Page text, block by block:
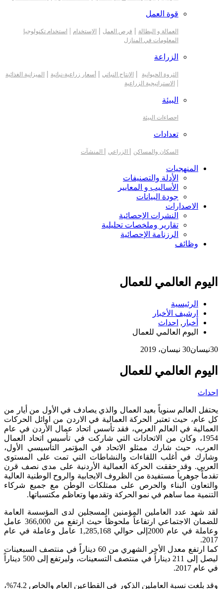
قوة العمل
العمالة و البطالة | فرص العمل | الإستخدام |
استخدام تكنولوجيا
المعلومات في المنازل
الزراعة
الثروة الحيوانية | الإنتاج النباتي | أسعار زراعية-نباتية | الميزانية الغذائية
| الاستراتيجية الزراعية
البيئة
احصاءات البيئة
تعدادات
السكان والمساكن | الزراعي | المنشآت
المنهجيات
الأدلة والتصنيفات
الأساليب و المعايير
جودة البيانات
الاصدارات
النشرات الإحصائية
تقارير وملخصات تحليلية
الرزنامة الإحصائية
وظائف
اليوم العالمي للعمال
الرئيسية
ارشيف الأخبار
أخبار , احداث
اليوم العالمي للعمال
30نيسان30 نيسان، 2019
اليوم العالمي للعمال
احداث
يحتفل العالم سنوياً بعيد العمال والذي يصادف في الأول من أيار من
كل عام، حيث تعتبر الحركة العمالية في الاردن من اوائل الحركات
العمالية في العالم العربي، فقد تأسس اتحاد عمال الأردن في عام
1954، وكان من الاتحادات التي شاركت في تأسيس اتحاد العمال
العرب، حيث شارك ممثلو الاتحاد في المؤتمر التأسيسي الأول،
وشارك في أغلب اللقاءات والنشاطات التي تمت على المستوى
العربي. وقد حققت الحركة العمالية الأردنية على مدى نصف قرن
تقدماً جوهرياً مستفيدة من الظروف الايجابية والروح الوطنية العالية
والتعاون البناء والحرص على ممتلكات الوطن مع جميع شركاء
التنمية مما ساهم في نمو الحركة وتقدمها وتعاظم مكتسباتها.
لقد شهد عدد العاملين المؤمنين المسجلين لدى المؤسسة العامة
للضمان الاجتماعي ارتفاعاً ملحوظاً حيث ارتفع من 366,000 عامل
وعاملة في عام 2000إلى حوالي 1,285,168 عامل وعاملة في عام
2017.
كما ارتفع معدل الأجر الشهري من 60 ديناراً في منتصف السبعينات
ليصل إلى 211 ديناراً في منتصف التسعينات، وليرتفع إلى 500 ديناراً
في عام 2017.
وقد بلغت نسبة العاملين الذكور في القطاعين العام والخاص 74.2%،